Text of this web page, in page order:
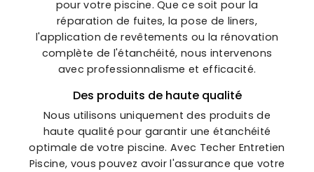
pour votre piscine. Que ce soit pour la
réparation de fuites, la pose de liners,
l'application de revêtements ou la rénovation
complète de l'étanchéité, nous intervenons
avec professionnalisme et efficacité.
Des produits de haute qualité
Nous utilisons uniquement des produits de
haute qualité pour garantir une étanchéité
optimale de votre piscine. Avec Techer Entretien
Piscine, vous pouvez avoir l'assurance que votre